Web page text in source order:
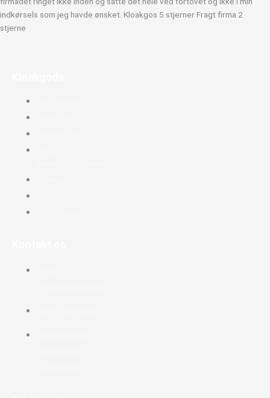
indkørsels som jeg havde ønsket. Kloakgos 5 stjerner Fragt firma 2
stjerne